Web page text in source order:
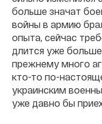
больше значат
войны в армию
опыта, сейчас
длится уже
прежнему много
кто-то по-
украинским
уже давно бы